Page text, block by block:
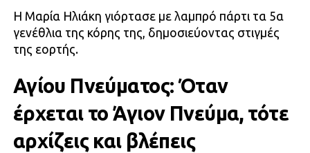
Η Μαρία Ηλιάκη γιόρτασε με λαμπρό πάρτι τα 5α
γενέθλια της κόρης της, δημοσιεύοντας στιγμές
της εορτής.
Αγίου Πνεύματος: Όταν
έρχεται το Άγιον Πνεύμα, τότε
αρχίζεις και βλέπεις